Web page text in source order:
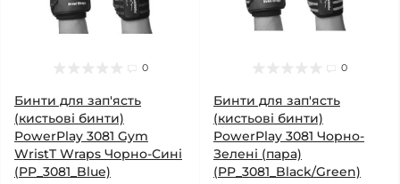
0
Бинти для зап'ясть
(кистьові бинти)
PowerPlay 3081 Gym
WristT Wraps Чорно-Сині
(PP_3081_Blue)
0
Бинти для зап'ясть
(кистьові бинти)
PowerPlay 3081 Чорно-
Зелені (пара)
(PP_3081_Black/Green)